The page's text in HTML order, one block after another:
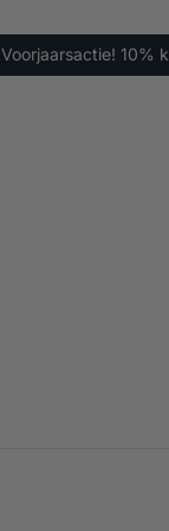
Voorjaarsactie! 10%